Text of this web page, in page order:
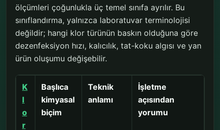
ölçümleri çoğunlukla üç temel sınıfa ayrılır. Bu
sınıflandırma, yalnızca laboratuvar terminolojisi
değildir; hangi klor türünün baskın olduğuna göre
dezenfeksiyon hızı, kalıcılık, tat-koku algısı ve yan
ürün oluşumu değişebilir.
K
l
o
r
Başlıca
kimyasal
biçim
Teknik
anlamı
İşletme
açısından
yorumu